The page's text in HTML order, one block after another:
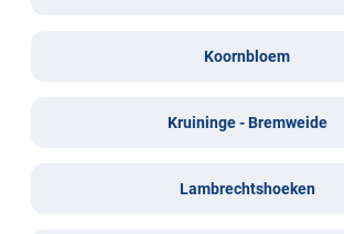
Koornbloem
Kruininge - Bremweide
Lambrechtshoeken